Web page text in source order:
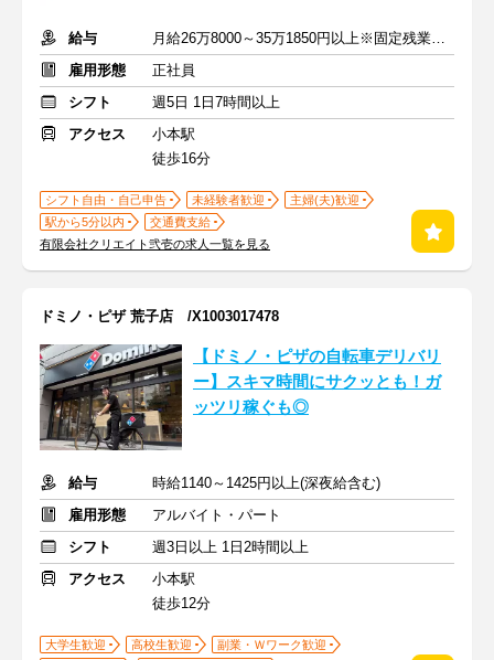
給与
月給26万8000～35万1850円以上※固定残業代含む
雇用形態
正社員
シフト
週5日 1日7時間以上
アクセス
小本駅
徒歩16分
シフト自由・自己申告 未経験者歓迎
主婦(夫)歓迎
駅から5分以内
交通費支給
有限会社クリエイト弐壱の求人一覧を見る
ドミノ・ピザ 荒子店 /X1003017478
【ドミノ・ピザの自転車デリバリ
ー】スキマ時間にサクッとも！ガ
ッツリ稼ぐも◎
給与
時給1140～1425円以上(深夜給含む)
雇用形態
アルバイト・パート
シフト
週3日以上 1日2時間以上
アクセス
小本駅
徒歩12分
大学生歓迎 高校生歓迎
副業・Ｗワーク歓迎